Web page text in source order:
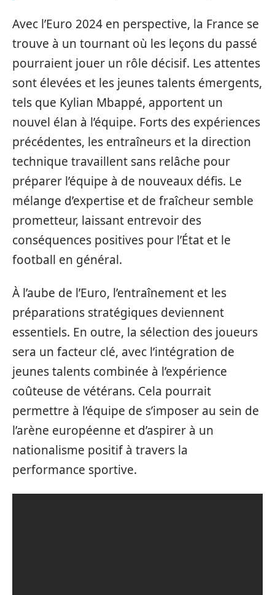
Avec l’Euro 2024 en perspective, la France se
trouve à un tournant où les leçons du passé
pourraient jouer un rôle décisif. Les attentes
sont élevées et les jeunes talents émergents,
tels que Kylian Mbappé, apportent un
nouvel élan à l’équipe. Forts des expériences
précédentes, les entraîneurs et la direction
technique travaillent sans relâche pour
préparer l’équipe à de nouveaux défis. Le
mélange d’expertise et de fraîcheur semble
prometteur, laissant entrevoir des
conséquences positives pour l’État et le
football en général.
À l’aube de l’Euro, l’entraînement et les
préparations stratégiques deviennent
essentiels. En outre, la sélection des joueurs
sera un facteur clé, avec l’intégration de
jeunes talents combinée à l’expérience
coûteuse de vétérans. Cela pourrait
permettre à l’équipe de s’imposer au sein de
l’arène européenne et d’aspirer à un
nationalisme positif à travers la
performance sportive.